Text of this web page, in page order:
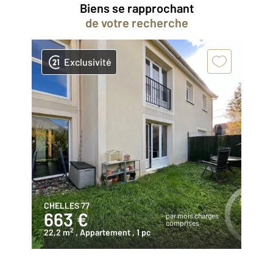
Biens se rapprochant
de votre recherche
Exclusivité
CHELLES 77
663 €
par mois charges
comprises
22,2 m2 , Appartement, 1 pc